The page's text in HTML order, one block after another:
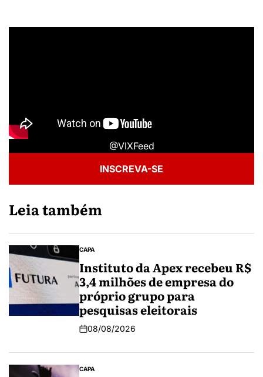
@VIXFeed
INSCREVA-SE
Leia também
CAPA
Instituto da Apex recebeu R$
3,4 milhões de empresa do
próprio grupo para
pesquisas eleitorais
08/08/2026
CAPA